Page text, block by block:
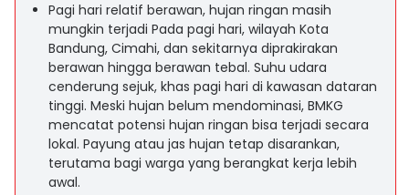
Pagi hari relatif berawan, hujan ringan masih
mungkin terjadi Pada pagi hari, wilayah Kota
Bandung, Cimahi, dan sekitarnya diprakirakan
berawan hingga berawan tebal. Suhu udara
cenderung sejuk, khas pagi hari di kawasan dataran
tinggi. Meski hujan belum mendominasi, BMKG
mencatat potensi hujan ringan bisa terjadi secara
lokal. Payung atau jas hujan tetap disarankan,
terutama bagi warga yang berangkat kerja lebih
awal.